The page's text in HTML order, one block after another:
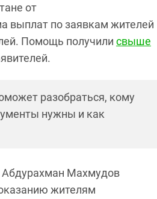
от
выплат по заявкам жителей
Помощь получили свыше
разобраться, кому
нужны и как
Абдурахман Махмудов
жителям